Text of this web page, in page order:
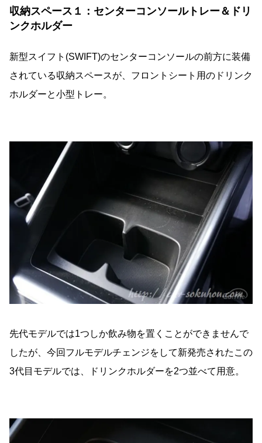
収納スペース１：センターコンソールトレー＆ドリ
ンクホルダー
新型スイフト(SWIFT)のセンターコンソールの前方に装備
されている収納スペースが、フロントシート用のドリンク
ホルダーと小型トレー。
先代モデルでは1つしか飲み物を置くことができませんで
したが、今回フルモデルチェンジをして新発売されたこの
3代目モデルでは、ドリンクホルダーを2つ並べて用意。